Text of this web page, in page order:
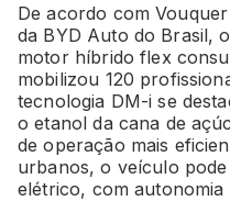
De acordo com
da BYD Auto do Brasil,
motor híbrido flex
mobilizou 120
tecnologia DM-i se
o etanol da cana de
de operação mais
urbanos, o veículo
elétrico, com autonomia